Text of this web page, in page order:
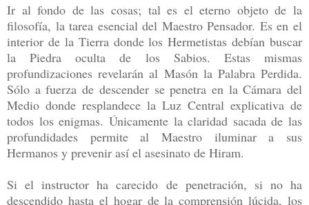
Ir al fondo de las cosas; tal es el eterno objeto de la
filosofía, la tarea esencial del Maestro Pensador. Es en el
interior de la Tierra donde los Hermetistas debían buscar
la Piedra oculta de los Sabios. Estas mismas
profundizaciones revelarán al Masón la Palabra Perdida.
Sólo a fuerza de descender se penetra en la Cámara del
Medio donde resplandece la Luz Central explicativa de
todos los enigmas. Únicamente la claridad sacada de las
profundidades permite al Maestro iluminar a sus
Hermanos y prevenir así el asesinato de Hiram.
Si el instructor ha carecido de penetración, si no ha
descendido hasta el hogar de la comprensión lúcida, los